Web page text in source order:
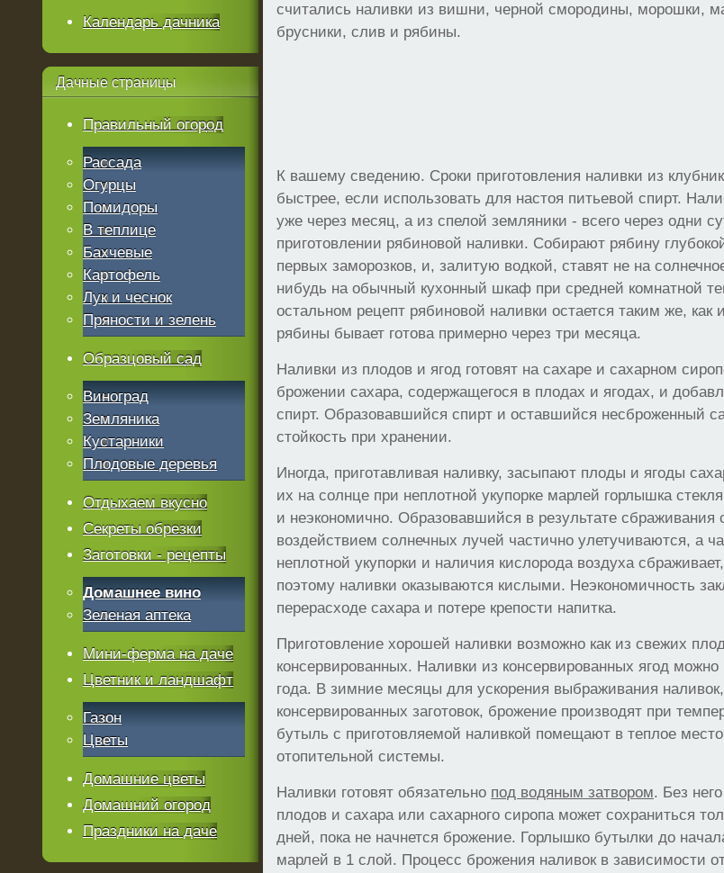
считались наливки из вишни, черной смородины, морошки,
брусники, слив и рябины.
К вашему сведению. Сроки приготовления наливки из
быстрее, если использовать для настоя питьевой спирт.
уже через месяц, а из спелой земляники - всего через одни
приготовлении рябиновой наливки. Собирают рябину
первых заморозков, и, залитую водкой, ставят не на
нибудь на обычный кухонный шкаф при средней комнатной
остальном рецепт рябиновой наливки остается таким же, как
рябины бывает готова примерно через три месяца.
Наливки из плодов и ягод готовят на сахаре и сахарном
брожении сахара, содержащегося в плодах и ягодах, и
спирт. Образовавшийся спирт и оставшийся несброженный
стойкость при хранении.
Иногда, приготавливая наливку, засыпают плоды и ягоды
их на солнце при неплотной укупорке марлей горлышка
и неэкономично. Образовавшийся в результате сбраживания
воздействием солнечных лучей частично улетучиваются, а
неплотной укупорки и наличия кислорода воздуха
поэтому наливки оказываются кислыми. Неэкономичность
перерасходе сахара и потере крепости напитка.
Приготовление хорошей наливки возможно как из свежих
консервированных. Наливки из консервированных ягод
года. В зимние месяцы для ускорения выбраживания
консервированных заготовок, брожение производят при
бутыль с приготовляемой наливкой помещают в теплое
отопительной системы.
Наливки готовят обязательно под водяным затвором. Без
плодов и сахара или сахарного сиропа может сохраниться
дней, пока не начнется брожение. Горлышко бутылки до
марлей в 1 слой. Процесс брожения наливок в зависимости
Календарь дачника
Дачные страницы
Правильный огород
Рассада
Огурцы
Помидоры
В теплице
Бахчевые
Картофель
Лук и чеснок
Пряности и зелень
Образцовый сад
Виноград
Земляника
Кустарники
Плодовые деревья
Отдыхаем вкусно
Секреты обрезки
Заготовки - рецепты
Домашнее вино
Зеленая аптека
Мини-ферма на даче
Цветник и ландшафт
Газон
Цветы
Домашние цветы
Домашний огород
Праздники на даче